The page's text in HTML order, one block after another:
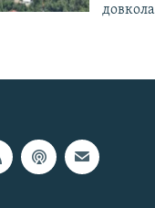
довкола